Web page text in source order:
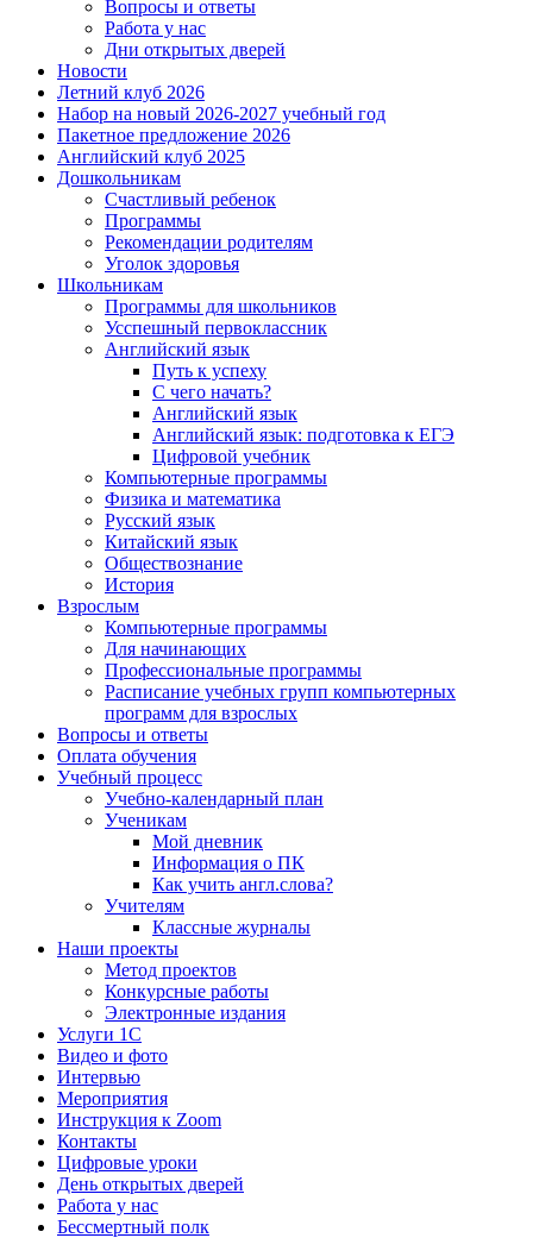
Вопросы и ответы
Работа у нас
Дни открытых дверей
Новости
Летний клуб 2026
Набор на новый 2026-2027 учебный год
Пакетное предложение 2026
Английский клуб 2025
Дошкольникам
Счастливый ребенок
Программы
Рекомендации родителям
Уголок здоровья
Школьникам
Программы для школьников
Усспешный первоклассник
Английский язык
Путь к успеху
С чего начать?
Английский язык
Английский язык: подготовка к ЕГЭ
Цифровой учебник
Компьютерные программы
Физика и математика
Русский язык
Китайский язык
Обществознание
История
Взрослым
Компьютерные программы
Для начинающих
Профессиональные программы
Расписание учебных групп компьютерных
программ для взрослых
Вопросы и ответы
Оплата обучения
Учебный процесс
Учебно-календарный план
Ученикам
Мой дневник
Информация о ПК
Как учить англ.слова?
Учителям
Классные журналы
Наши проекты
Метод проектов
Конкурсные работы
Электронные издания
Услуги 1C
Видео и фото
Интервью
Мероприятия
Инструкция к Zoom
Контакты
Цифровые уроки
День открытых дверей
Работа у нас
Бессмертный полк